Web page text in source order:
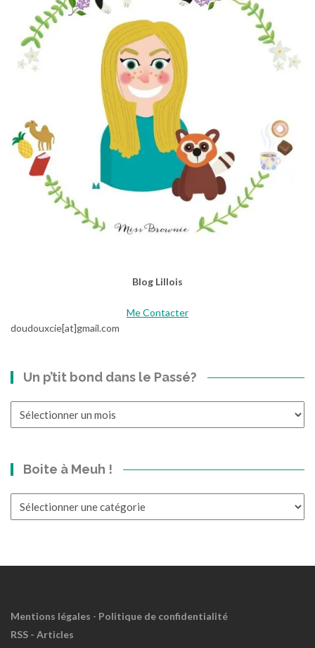
Blog Lillois
Me Contacter
doudouxcie[at]gmail.com
Un p’tit bond dans le Passé?
Boite à Meuh !
Mentions légales - Politique de confidentialité
RSS - Articles